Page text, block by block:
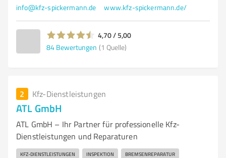
info@kfz-spickermann.de www.kfz-spickermann.de/
4,70 / 5,00
84 Bewertungen (1 Quelle)
2 Kfz-Dienstleistungen
ATL GmbH
ATL GmbH – Ihr Partner für professionelle Kfz-
Dienstleistungen und Reparaturen
KFZ-DIENSTLEISTUNGEN INSPEKTION BREMSENREPARATUR